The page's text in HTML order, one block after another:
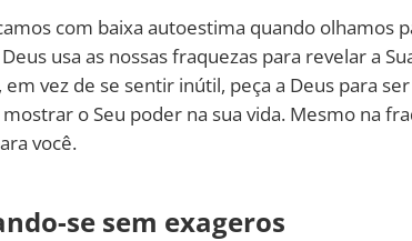
com baixa autoestima quando olhamos
usa as nossas fraquezas para revelar a
vez de se sentir inútil, peça a Deus para
mostrar o Seu poder na sua vida. Mesmo na
você.
se sem exageros